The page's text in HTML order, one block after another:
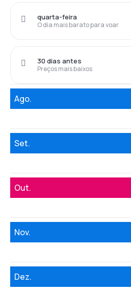
O dia mais barato para voar
quarta-feira
Preços mais baixos
30 dias antes
Ago.
Set.
Out.
Nov.
Dez.